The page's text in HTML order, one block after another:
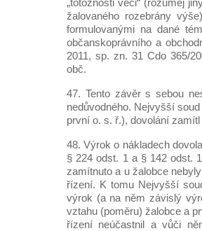
„totožnosti věci“ (rozuměj
žalovaného rozebrány
formulovanými na dané
občanskoprávního a
2011, sp. zn. 31 Cdo 365/
obč.
47. Tento závěr s sebou
nedůvodného. Nejvyšší
první o. s. ř.), dovolání
48. Výrok o nákladech
§ 224 odst. 1 a § 142 odst.
zamítnuto a u žalobce
řízení. K tomu Nejvyšší
výrok (a na něm závislý
vztahu (poměru) žalobce a
řízení neúčastnil a vůči